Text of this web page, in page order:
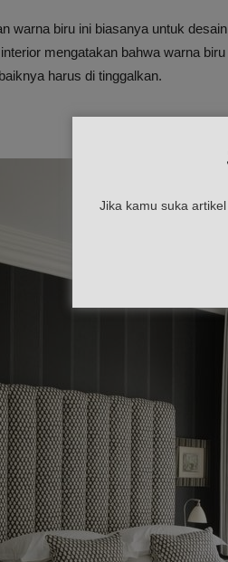
warna biru ini biasanya untuk
mengatakan bahwa warna
harus di tinggalkan.
Jika kamu suka